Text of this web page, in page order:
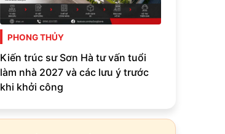
PHONG THỦY
Kiến trúc sư Sơn Hà tư vấn tuổi
làm nhà 2027 và các lưu ý trước
khi khởi công